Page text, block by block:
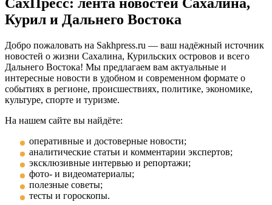
Курил и Дальнего Востока
Добро пожаловать на Sakhpress.ru — ваш надёжный источник
новостей о жизни Сахалина, Курильских островов и всего
Дальнего Востока! Мы предлагаем вам актуальные и
интересные новости в удобном и современном формате о
событиях в регионе, происшествиях, политике, экономике,
культуре, спорте и туризме.
На нашем сайте вы найдёте:
оперативные и достоверные новости;
аналитические статьи и комментарии экспертов;
эксклюзивные интервью и репортажи;
фото- и видеоматериалы;
полезные советы;
тесты и гороскопы.